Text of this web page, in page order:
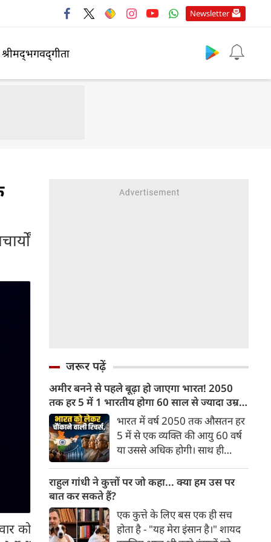
Newsletter
श्रीमद्‍भगवद्‍गीता
को
जरूर पढ़ें
अमीर बनने से पहले बूढ़ा हो जाएगा भारत! 2050
तक हर 5 में 1 भारतीय होगा 60 साल से ज्यादा उम्र
का
भारत में वर्ष 2050 तक औसतन हर
5 में से एक व्यक्ति की आयु 60 वर्ष
या उससे अधिक होगी। साथ ही
भारत में रहेंगे। ‘ट्रांसफॉर्म रूरल
अनुसार भारत विकसित देशों के
विपरीत समृद्ध बनने से पहले ही वृद्ध
होती आबादी वाले देश की श्रेणी में
राहुल गांधी ने कुत्तों पर जो कहा... क्या हम उस पर
बात कर सकते हैं?
एक कुत्ते के लिए बस एक ही सच
होता है - "यह मेरा इंसान है।" शायद